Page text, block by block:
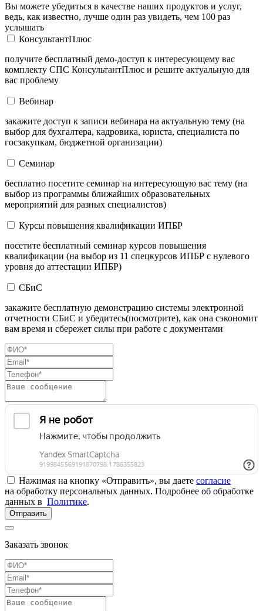
Вы можете убедиться в качестве наших продуктов и услуг,
ведь, как известно, лучше один раз увидеть, чем 100 раз
услышать
КонсультантПлюс
получите бесплатный демо-доступ к интересующему вас
комплекту СПС КонсультантПлюс и решите актуальную для
вас проблему
Вебинар
закажите доступ к записи вебинара на актуальную тему (на
выбор для бухгалтера, кадровика, юриста, специалиста по
госзакупкам, бюджетной организации)
Семинар
бесплатно посетите семинар на интересующую вас тему (на
выбор из программы ближайших образовательных
мероприятий для разных специалистов)
Курсы повышения квалификации ИПБР
посетите бесплатный семинар курсов повышения
квалификации (на выбор из 11 спецкурсов ИПБР с нулевого
уровня до аттестации ИПБР)
СБиС
закажите бесплатную демонстрацию системы электронной
отчетности СБиС и убедитесь(посмотрите), как она сэкономит
вам время и сбережет силы при работе с документами
Нажимая на кнопку «Отправить», вы даете согласие
на обработку персональных данных. Подробнее об обработке
данных в Политике.
Отправить
Заказать звонок